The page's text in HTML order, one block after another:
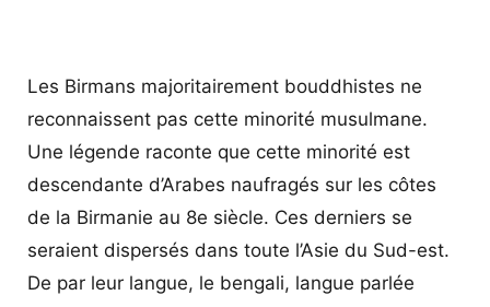
Les Birmans majoritairement bouddhistes ne
reconnaissent pas cette minorité musulmane.
Une légende raconte que cette minorité est
descendante d’Arabes naufragés sur les côtes
de la Birmanie au 8e siècle. Ces derniers se
seraient dispersés dans toute l’Asie du Sud-est.
De par leur langue, le bengali, langue parlée